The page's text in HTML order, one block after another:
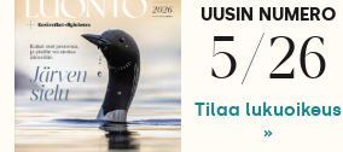
UUSIN NUMERO
5/26
Tilaa lukuoikeus
»